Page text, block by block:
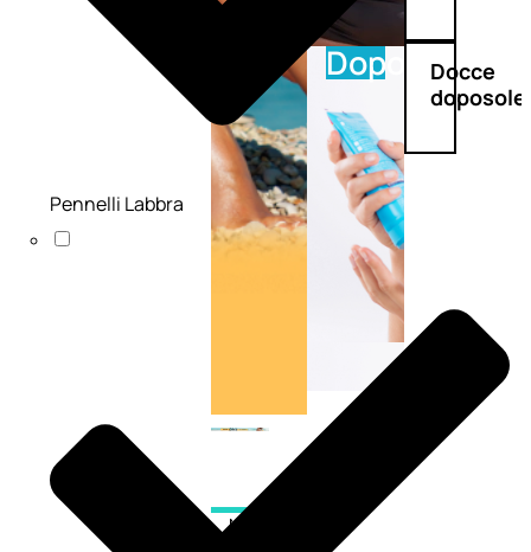
Doposole
Docce
doposole
NATURALI
Pennelli Labbra